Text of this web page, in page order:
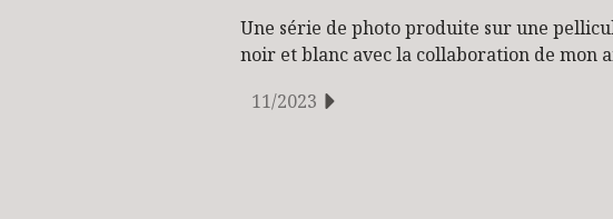
Une série de photo produite sur une
noir et blanc avec la collaboration de mon
11/2023